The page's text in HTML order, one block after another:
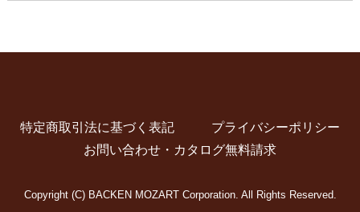
特定商取引法に基づく表記
プライバシーポリシー
お問い合わせ・カタログ無料請求
Copyright (C) BACKEN MOZART Corporation. All Rights Reserved.